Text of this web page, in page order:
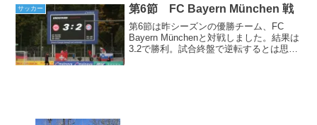
書類関係もできれば更に...
サッカー 第6節 FC Bayern München 戦
第6節は昨シーズンの優勝チーム、FC
Bayern Münchenと対戦しました。結果は
3₋2で勝利。試合終盤で逆転するとは思っ